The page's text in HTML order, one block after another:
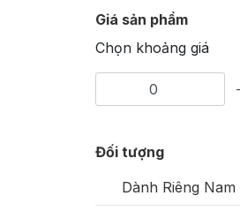
Giá sản phẩm
Chọn khoảng giá
-
Đối tượng
Dành Riêng Nam